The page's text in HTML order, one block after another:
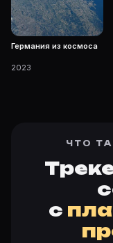
Германия из космоса
2023
ЧТО
с